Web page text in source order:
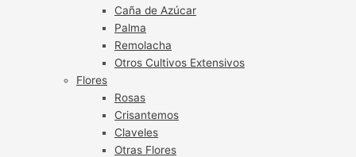
Caña de Azúcar
Palma
Remolacha
Otros Cultivos Extensivos
Flores
Rosas
Crisantemos
Claveles
Otras Flores